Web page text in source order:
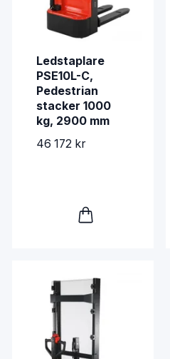
Ledstaplare
PSE10L-C,
Pedestrian
stacker 1000
kg, 2900 mm
46 172 kr